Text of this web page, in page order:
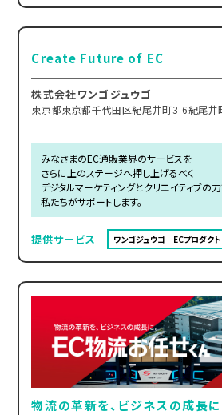
Create Future of EC
株式会社ワンゴジュウゴ
東京都東京都千代田区紀尾井町3-6紀尾井
みなさまのEC通販業界のサービスを
さらに上のステージへ押し上げるべく
デジタルマーケティングとクリエイティブの
私たちがサポートします。
提供サービス ワンゴジュウゴ ECプロダクト
物流の革新を、ビジネスの成長に